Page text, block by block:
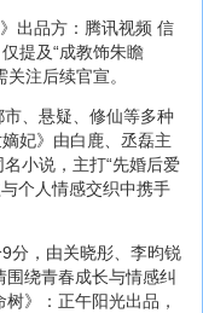
出品方：腾讯视频 信
提及“成教饰朱瞻
注后续官宣。
、悬疑、修仙等多种
妃》由白鹿、丞磊主
小说，主打“先婚后爱
个人情感交织中携手
分，由关晓彤、李昀锐
绕青春成长与情感纠
》：正午阳光出品，